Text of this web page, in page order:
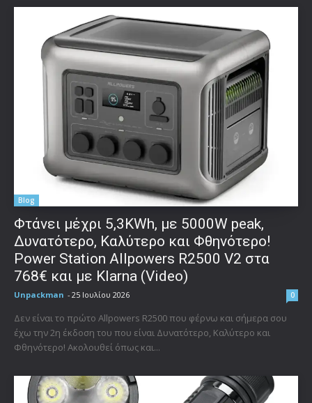
Blog
Φτάνει μέχρι 5,3KWh, με 5000W peak,
Δυνατότερο, Καλύτερο και Φθηνότερο!
Power Station Allpowers R2500 V2 στα
768€ και με Klarna (Video)
Unpackman - 25 Ιουλίου 2026 0
Δεν είναι το πρώτο Allpowers R2500 που φέρνω και σήμερα σου
έχω την 2η έκδοση του που είναι Δυνατότερο, Καλύτερο και
Φθηνότερο! Ακολουθεί όπως και...